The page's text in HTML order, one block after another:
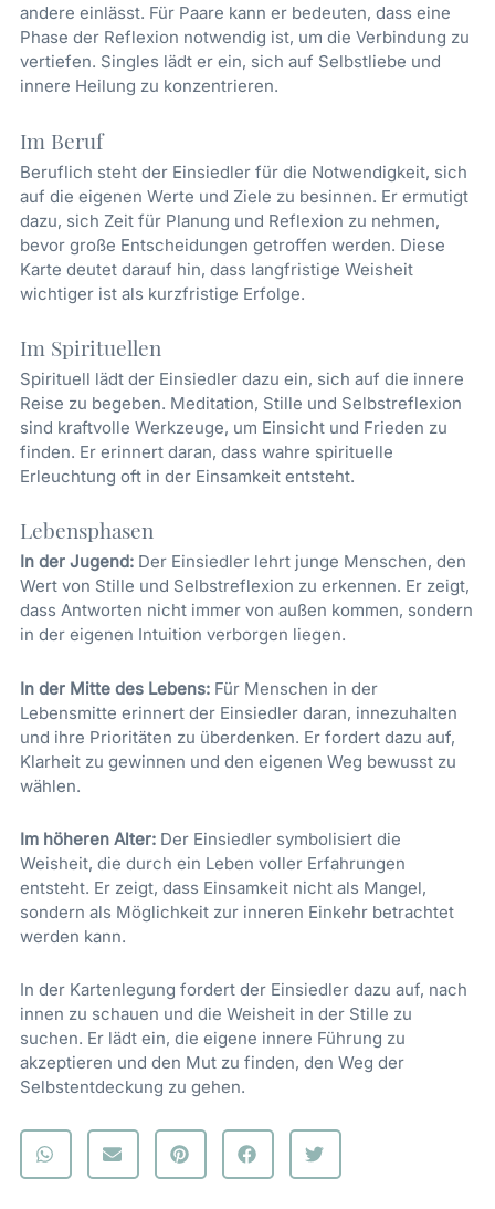
andere einlässt. Für Paare kann er bedeuten, dass eine
Phase der Reflexion notwendig ist, um die Verbindung zu
vertiefen. Singles lädt er ein, sich auf Selbstliebe und
innere Heilung zu konzentrieren.
Im Beruf
Beruflich steht der Einsiedler für die Notwendigkeit, sich
auf die eigenen Werte und Ziele zu besinnen. Er ermutigt
dazu, sich Zeit für Planung und Reflexion zu nehmen,
bevor große Entscheidungen getroffen werden. Diese
Karte deutet darauf hin, dass langfristige Weisheit
wichtiger ist als kurzfristige Erfolge.
Im Spirituellen
Spirituell lädt der Einsiedler dazu ein, sich auf die innere
Reise zu begeben. Meditation, Stille und Selbstreflexion
sind kraftvolle Werkzeuge, um Einsicht und Frieden zu
finden. Er erinnert daran, dass wahre spirituelle
Erleuchtung oft in der Einsamkeit entsteht.
Lebensphasen
In der Jugend: Der Einsiedler lehrt junge Menschen, den
Wert von Stille und Selbstreflexion zu erkennen. Er zeigt,
dass Antworten nicht immer von außen kommen, sondern
in der eigenen Intuition verborgen liegen.
In der Mitte des Lebens: Für Menschen in der
Lebensmitte erinnert der Einsiedler daran, innezuhalten
und ihre Prioritäten zu überdenken. Er fordert dazu auf,
Klarheit zu gewinnen und den eigenen Weg bewusst zu
wählen.
Im höheren Alter: Der Einsiedler symbolisiert die
Weisheit, die durch ein Leben voller Erfahrungen
entsteht. Er zeigt, dass Einsamkeit nicht als Mangel,
sondern als Möglichkeit zur inneren Einkehr betrachtet
werden kann.
In der Kartenlegung fordert der Einsiedler dazu auf, nach
innen zu schauen und die Weisheit in der Stille zu
suchen. Er lädt ein, die eigene innere Führung zu
akzeptieren und den Mut zu finden, den Weg der
Selbstentdeckung zu gehen.